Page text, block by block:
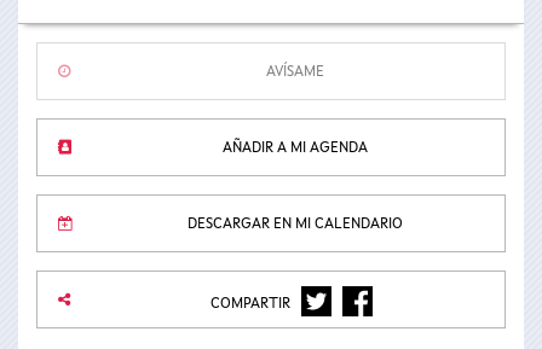
AVÍSAME
AÑADIR A MI AGENDA
DESCARGAR EN MI CALENDARIO
COMPARTIR TWITTERFACEBOOK